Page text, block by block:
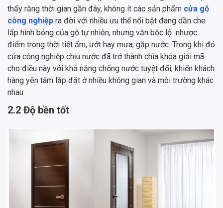
thấy rằng thời gian gần đây, không ít các sản phẩm cửa gỗ
công nghiệp ra đời với nhiều ưu thế nổi bật đang dần che
lấp hình bóng của gỗ tự nhiên, nhưng vẫn bộc lộ nhược
điểm trong thời tiết ẩm, ướt hay mưa, gặp nước. Trong khi đó
cửa công nghiệp chịu nước đã trở thành chìa khóa giải mã
cho điều này với khả năng chống nước tuyệt đối, khiến khách
hàng yên tâm lắp đặt ở nhiều không gian và môi trường khác
nhau
2.2 Độ bền tốt